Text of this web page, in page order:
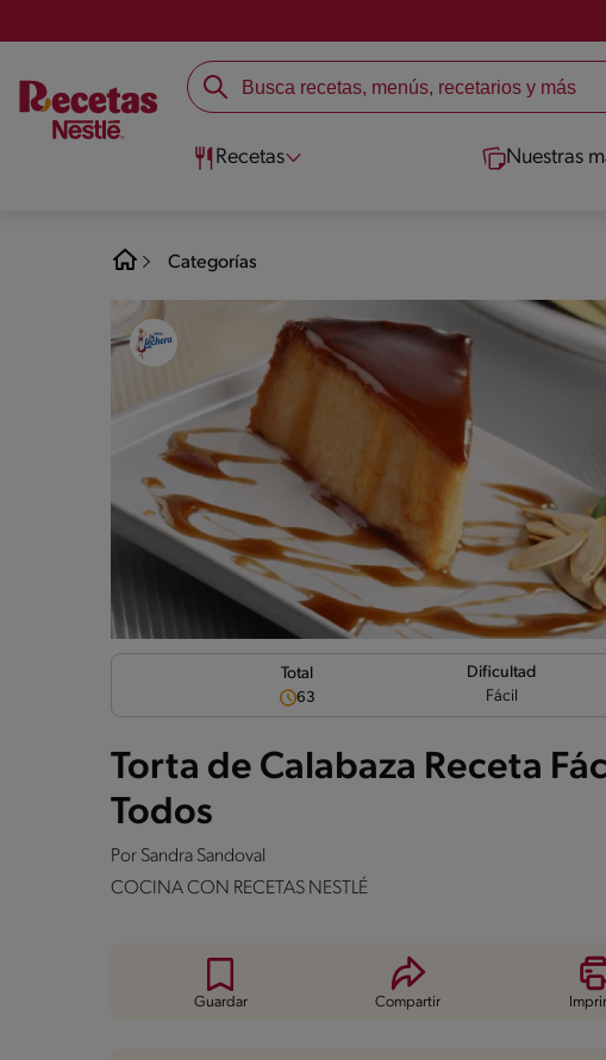
Recetas Nuestras
Categorías
Total
63
Dificultad
Fácil
Torta de Calabaza Receta
Todos
Por Sandra Sandoval
COCINA CON RECETAS NESTLÉ
Guardar Compartir